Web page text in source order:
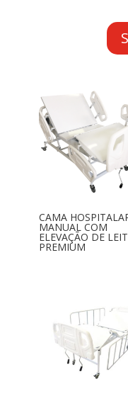
CAMA
MANUAL COM
ELEVAÇÃO DE
PREMIUM